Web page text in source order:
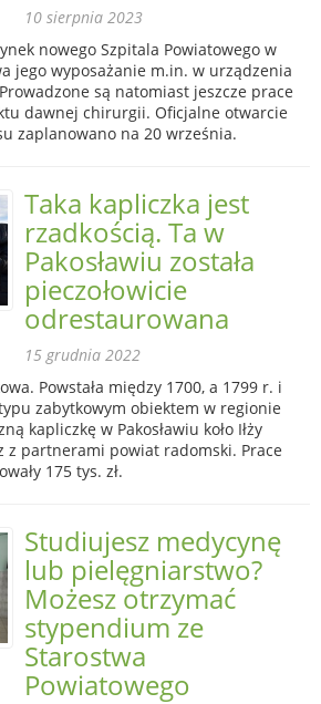
10 sierpnia 2023
nowego Szpitala Powiatowego w
jego wyposażanie m.in. w urządzenia
są natomiast jeszcze prace
dawnej chirurgii. Oficjalne otwarcie
zaplanowano na 20 września.
Taka kapliczka jest
rzadkością. Ta w
Pakosławiu została
pieczołowicie
odrestaurowana
15 grudnia 2022
Powstała między 1700, a 1799 r. i
zabytkowym obiektem w regionie
kapliczkę w Pakosławiu koło Iłży
z partnerami powiat radomski. Prace
175 tys. zł.
Studiujesz medycynę
lub pielęgniarstwo?
Możesz otrzymać
stypendium ze
Starostwa
Powiatowego